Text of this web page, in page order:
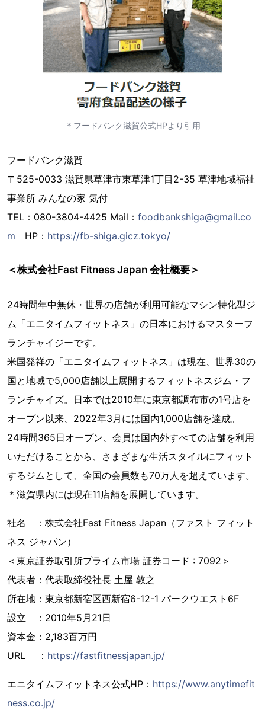
＊フードバンク滋賀公式HPより引用
フードバンク滋賀
〒525-0033 滋賀県草津市東草津1丁目2-35 草津地域福祉
事業所 みんなの家 気付
TEL：080-3804-4425 Mail： foodbankshiga@gmail.co
m HP： https://fb-shiga.gicz.tokyo/
＜株式会社Fast Fitness Japan 会社概要＞
24時間年中無休・世界の店舗が利用可能なマシン特化型ジ
ム「エニタイムフィットネス」の日本におけるマスターフ
ランチャイジーです。
米国発祥の「エニタイムフィットネス」は現在、世界30の
国と地域で5,000店舗以上展開するフィットネスジム・フ
ランチャイズ。日本では2010年に東京都調布市の1号店を
オープン以来、2022年3月には国内1,000店舗を達成。
24時間365日オープン、会員は国内外すべての店舗を利用
いただけることから、さまざまな生活スタイルにフィット
するジムとして、全国の会員数も70万人を超えています。
＊滋賀県内には現在11店舗を展開しています。
社名 ：株式会社Fast Fitness Japan（ファスト フィット
ネス ジャパン）
＜東京証券取引所プライム市場 証券コード : 7092＞
代表者：代表取締役社長 土屋 敦之
所在地：東京都新宿区西新宿6-12-1 パークウエスト6F
設立 ：2010年5月21日
資本金：2,183百万円
URL ： https://fastfitnessjapan.jp/
エニタイムフィットネス公式HP： https://www.anytimefit
ness.co.jp/